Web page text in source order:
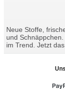
Neue Stoffe,
und
im Trend. Jetzt das